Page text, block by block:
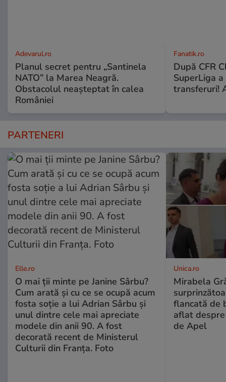
Adevarul.ro
Planul secret pentru „Santinela
NATO” la Marea Neagră.
Obstacolul neașteptat în calea
României
Fanatik.ro
După CFR
SuperLiga
transferuri!
PARTENERI
Elle.ro
O mai ții minte pe Janine Sârbu?
Cum arată și cu ce se ocupă acum
fosta soție a lui Adrian Sârbu și
unul dintre cele mai apreciate
modele din anii 90. A fost
decorată recent de Ministerul
Culturii din Franța. Foto
Unica.ro
Mirabela
flancată de
aflat
de Apel